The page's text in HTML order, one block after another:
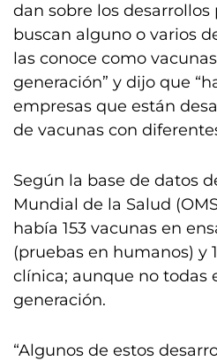
dan sobre los desarrollos
buscan alguno o varios
las conoce como
generación” y dijo que
empresas que están
de vacunas con
Según la base de datos
Mundial de la Salud
había 153 vacunas en
(pruebas en humanos) y
clínica; aunque no todas
generación.
“Algunos de estos